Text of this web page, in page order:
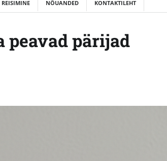
REISIMINE NÕUANDED KONTAKTILEHT
peavad pärijad